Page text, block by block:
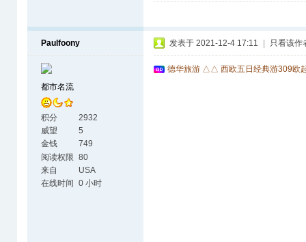
Paulfoony
都市名流
积分
2932
威望
5
金钱
749
阅读权限 80
来自
USA
在线时间
0 小时
发表于 2021-12-4 17:11 只看该作
德华旅游 △△ 西欧五日经典游309欧